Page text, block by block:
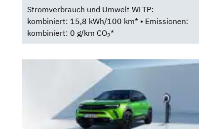
Stromverbrauch und Umwelt WLTP:
kombiniert: 15,8 kWh/100 km* • Emissionen:
kombiniert: 0 g/km CO2*